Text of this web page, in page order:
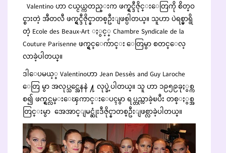
Valentino ဟာ ငယ္ငယ္ကတည္းက ဖက္ရွင္ဒီဇိုင္းေတြကို စိတ္ဝ
င္စားတဲ့ အီတလီ ဖက္ရွင္ဒီဇိုင္နာတစ္ဦးျဖစ္ပါတယ္။ သူဟာ ပဲရစ္မွာရွိ
တဲ့ Ecole des Beaux-Art ႏွင့္ Chambre Syndicale de la
Couture Parisenne ဖက္ရွင္ေက်ာင္း ေတြမွာ စတင္ေလ့
လာခဲ့ပါတယ္။
ဒါေပမယ့္ Valentinoဟာ Jean Dessès and Guy Laroche
ေတြ မွာ အလုပ္သင္အေနနဲ ႔ လုပ္ခဲ့ပါတယ္။ သူ ဟာ ၁၉၅၉ခုႏွစ္က
စ၍ ဖက္ရွင္လမ္းေၾကာင္းေပၚမွာ ရပ္တည္လာခဲ့ၿပီး တစ္ႏွစ္အ
တြင္းမွာ အေအာင္ျမင္ဆုံးဒီဇိုင္နာတစ္ဦးျဖစ္လာခဲ့ပါတယ္။